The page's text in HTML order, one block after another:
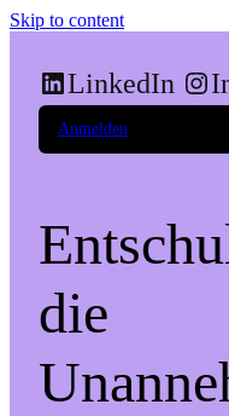
Skip to content
LinkedIn
Anmelden
die